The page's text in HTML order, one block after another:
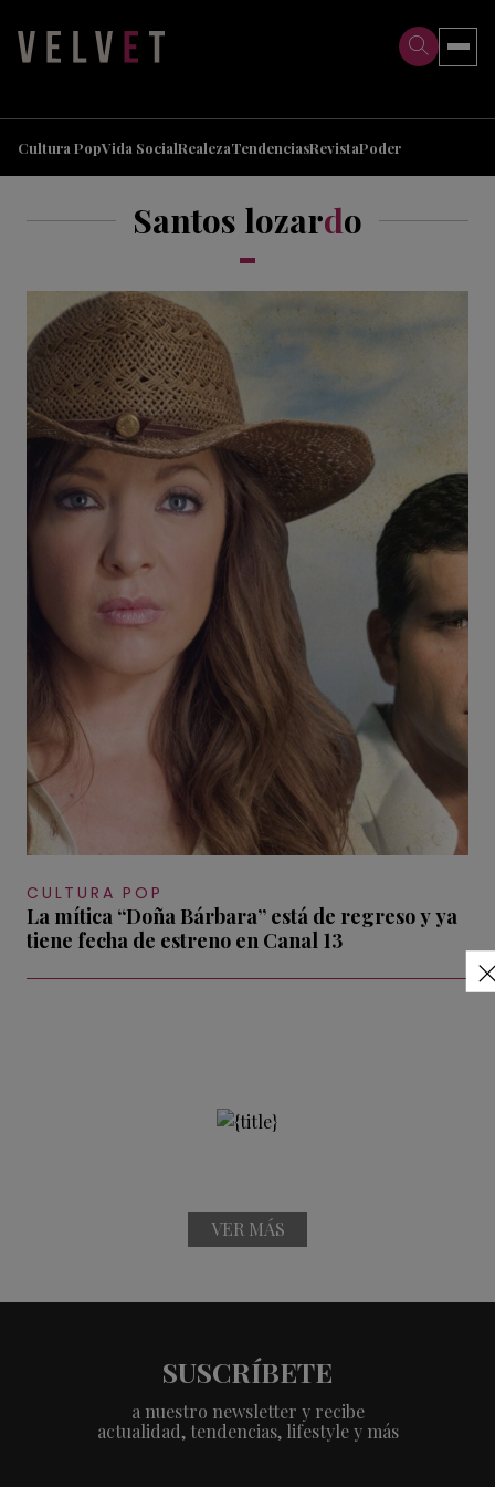
Cultura PopVida SocialRealezaTendenciasRevistaPoder
Santos lozardo
CULTURA POP
La mítica “Doña Bárbara” está de regreso y ya
tiene fecha de estreno en Canal 13
VER MÁS
SUSCRÍBETE
a nuestro newsletter y recibe
actualidad, tendencias, lifestyle y más